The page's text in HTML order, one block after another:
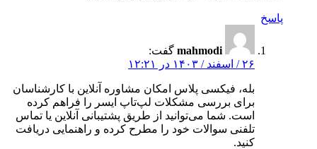
پاسخ
mahmodi گفت:
۲۶ / اسفند / ۱۴۰۳ در ۱۲:۲۱
بله، فیکسی پلاس امکان مشاوره آنلاین با کارشناسان
برای بررسی مشکلات لپ‌تاپ ایسر را فراهم کرده
است. شما می‌توانید از طریق پشتیبانی آنلاین یا تماس
تلفنی سوالات خود را مطرح کرده و راهنمایی دریافت
کنید.